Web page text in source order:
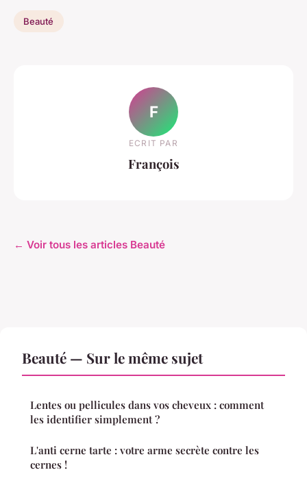
Beauté
F
ECRIT PAR
François
← Voir tous les articles Beauté
Beauté — Sur le même sujet
Lentes ou pellicules dans vos cheveux : comment
les identifier simplement ?
L'anti cerne tarte : votre arme secrète contre les
cernes !